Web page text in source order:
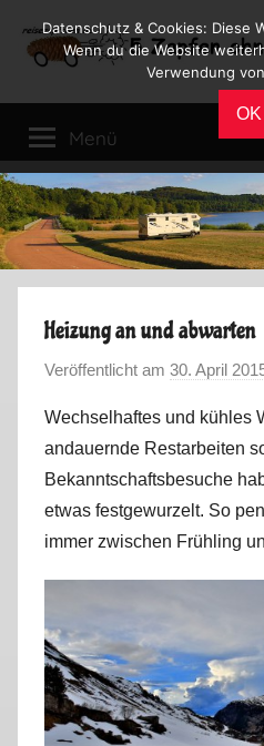
Inhalt
Reiseblog
Leben
im
Wohnmobil
Menü
Heizung an und abwarten
Veröffentlicht am 30. April
Wechselhaftes und kühles
andauernde Restarbeiten
Bekanntschaftsbesuche
etwas festgewurzelt. So
immer zwischen Frühling
Datenschutz & Cookies: Diese
Wenn du die Website
Verwendung
OK